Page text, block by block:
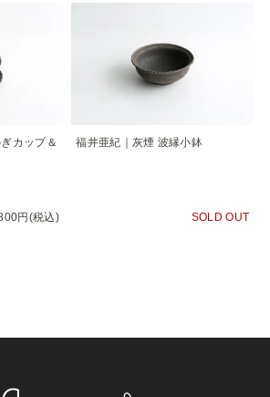
カップ＆
円(税込)
福井亜紀｜灰煙 波縁小鉢
SOLD OUT